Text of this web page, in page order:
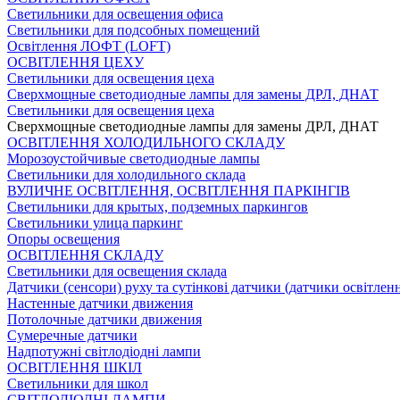
Светильники для освещения офиса
Светильники для подсобных помещений
Освітлення ЛОФТ (LOFT)
ОСВІТЛЕННЯ ЦЕХУ
Светильники для освещения цеха
Сверхмощные светодиодные лампы для замены ДРЛ, ДНАТ
Светильники для освещения цеха
Сверхмощные светодиодные лампы для замены ДРЛ, ДНАТ
ОСВІТЛЕННЯ ХОЛОДИЛЬНОГО СКЛАДУ
Морозоустойчивые светодиодные лампы
Светильники для холодильного склада
ВУЛИЧНЕ ОСВІТЛЕННЯ, ОСВІТЛЕННЯ ПАРКІНГІВ
Светильники для крытых, подземных паркингов
Светильники улица паркинг
Опоры освещения
ОСВІТЛЕННЯ СКЛАДУ
Светильники для освещения склада
Датчики (сенсори) руху та сутінкові датчики (датчики
Настенные датчики движения
Потолочные датчики движения
Сумеречные датчики
Надпотужні світлодіодні лампи
ОСВІТЛЕННЯ ШКІЛ
Светильники для школ